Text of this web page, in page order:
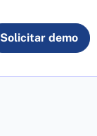
Solicitar demo